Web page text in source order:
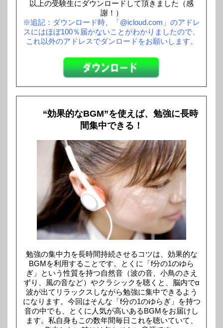
以上の受験生にダウンロードして頂きました（感
謝！）
※追記：ダウンロード時、「@icloud.com」のアドレ
スにはほぼ100％届かないことがわかりましたので、
これ以外のアドレスでダンロードをお願いします。
“効果的なBGM”を使えば、勉強に長時
間集中できる！
勉強の集中力を長時間持続させるコツは、効果的な
BGMを利用することです。とくに「f分の1のゆら
ぎ」という性質を持つ自然音（波の音、小鳥のさえ
ずり、風の音など）やクラシックを聴くと、脳内でα
波が出てリラックスしながら勉強に集中できるよう
になります。今回はそんな「f分の1のゆらぎ」を持つ
音の中でも、とくに人気が高いあるBGMをお届けし
ます。私自身もこの数年間毎日これを聴いていて、